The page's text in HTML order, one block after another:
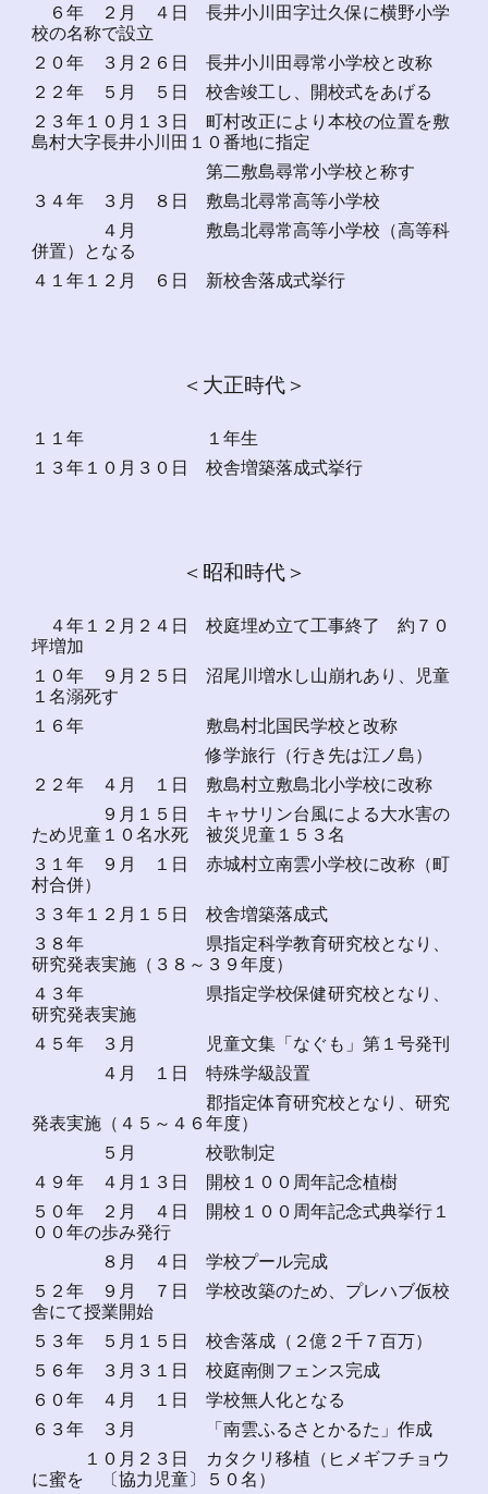
６年 ２月 ４日 長井小川田字辻久保に横野小学
校の名称で設立
２０年 ３月２６日 長井小川田尋常小学校と改称
２２年 ５月 ５日 校舎竣工し、開校式をあげる
２３年１０月１３日 町村改正により本校の位置を敷
島村大字長井小川田１０番地に指定
第二敷島尋常小学校と称す
３４年 ３月 ８日 敷島北尋常高等小学校
４月 敷島北尋常高等小学校（高等科
併置）となる
４１年１２月 ６日 新校舎落成式挙行
＜大正時代＞
１１年 １年生
１３年１０月３０日 校舎増築落成式挙行
＜昭和時代＞
４年１２月２４日 校庭埋め立て工事終了 約７０
坪増加
１０年 ９月２５日 沼尾川増水し山崩れあり、児童
１名溺死す
１６年 敷島村北国民学校と改称
修学旅行（行き先は江ノ島）
２２年 ４月 １日 敷島村立敷島北小学校に改称
９月１５日 キャサリン台風による大水害の
ため児童１０名水死 被災児童１５３名
３１年 ９月 １日 赤城村立南雲小学校に改称（町
村合併）
３３年１２月１５日 校舎増築落成式
３８年 県指定科学教育研究校となり、
研究発表実施（３８～３９年度）
４３年 県指定学校保健研究校となり、
研究発表実施
４５年 ３月 児童文集「なぐも」第１号発刊
４月 １日特殊学級設置
郡指定体育研究校となり、研究
発表実施（４５～４６年度）
５月 校歌制定
４９年 ４月１３日 開校１００周年記念植樹
５０年 ２月 ４日 開校１００周年記念式典挙行１
００年の歩み発行
８月 ４日 学校プール完成
５２年 ９月 ７日 学校改築のため、プレハブ仮校
舎にて授業開始
５３年 ５月１５日 校舎落成（２億２千７百万）
５６年 ３月３１日 校庭南側フェンス完成
６０年 ４月 １日 学校無人化となる
６３年 ３月 「南雲ふるさとかるた」作成
１０月２３日 カタクリ移植（ヒメギフチョウ
に蜜を 〔協力児童〕５０名）